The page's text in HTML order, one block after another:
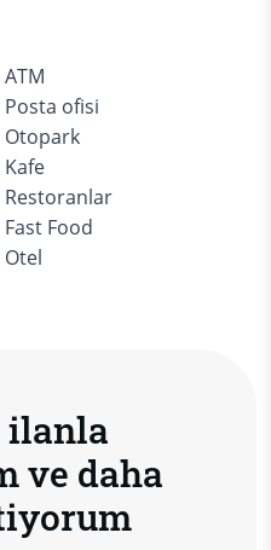
ATM
Posta ofisi
Otopark
Kafe
Restoranlar
Fast Food
Otel
ilanla
ve daha